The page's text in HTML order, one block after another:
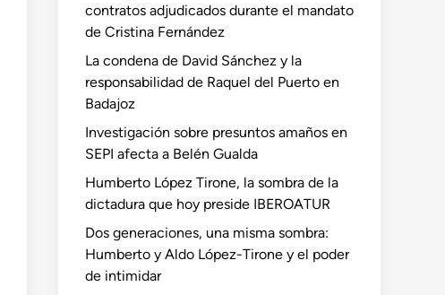
contratos adjudicados durante el mandato
de Cristina Fernández
La condena de David Sánchez y la
responsabilidad de Raquel del Puerto en
Badajoz
Investigación sobre presuntos amaños en
SEPI afecta a Belén Gualda
Humberto López Tirone, la sombra de la
dictadura que hoy preside IBEROATUR
Dos generaciones, una misma sombra:
Humberto y Aldo López-Tirone y el poder
de intimidar